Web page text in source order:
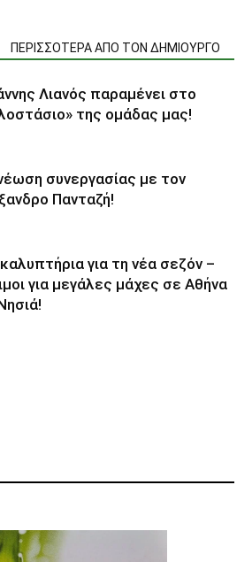
ΠΕΡΙΣΣΟΤΕΡΑ ΑΠΟ ΤΟΝ ΔΗΜΙΟΥΡΓΟ
Λιανός παραμένει στο
της ομάδας μας!
συνεργασίας με τον
Πανταζή!
για τη νέα σεζόν –
για μεγάλες μάχες σε Αθήνα